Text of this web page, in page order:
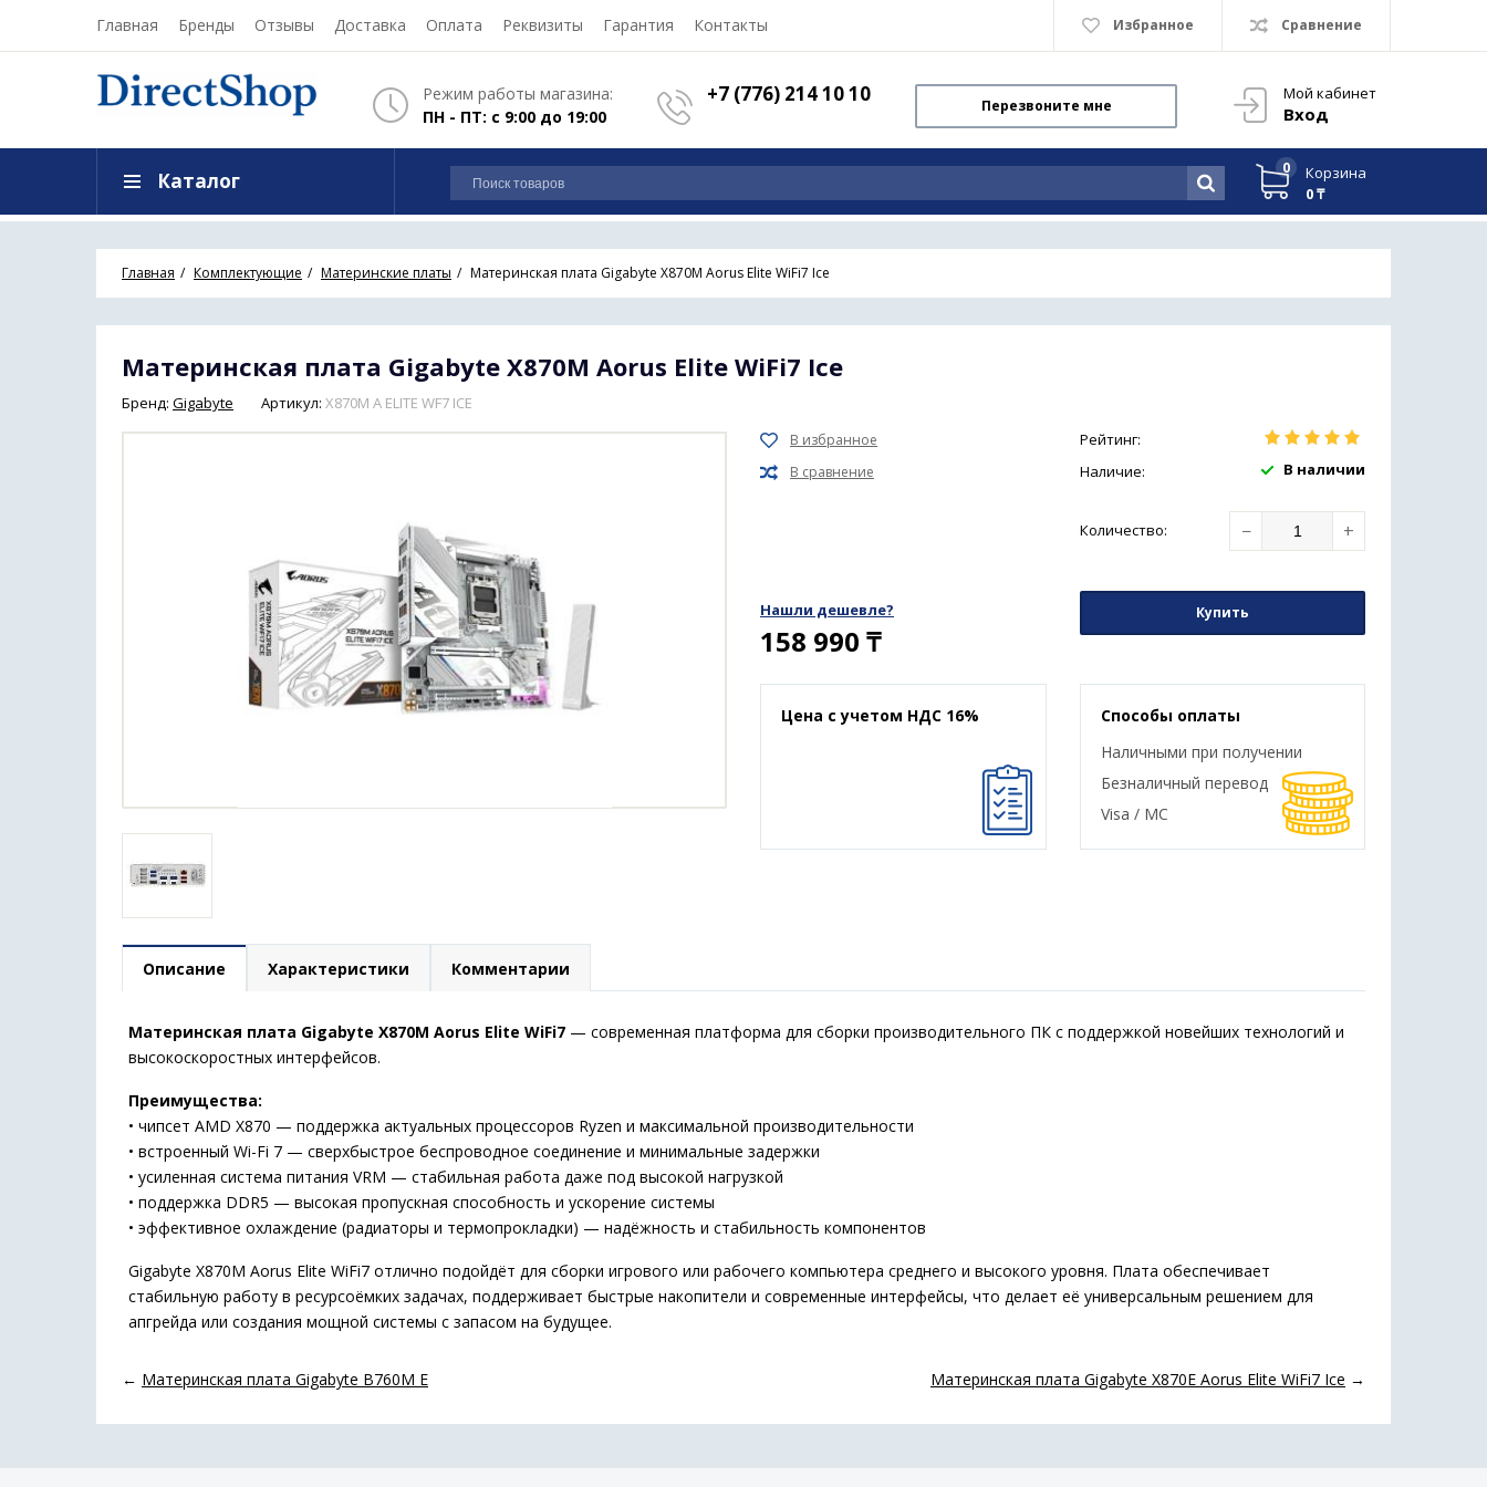
Главная Бренды Отзывы Доставка Оплата Реквизиты Гарантия Контакты Избранное Сравнение
Мой кабинет
Вход
Режим работы магазина:
ПН - ПТ: с 9:00 до 19:00
+7 (776) 214 10 10 Перезвоните мне
0
Корзина
0 ₸
Каталог
Главная Комплектующие Материнские платы Материнская плата Gigabyte X870M Aorus Elite WiFi7 Ice
Материнская плата Gigabyte X870M Aorus Elite WiFi7 Ice
Бренд: Gigabyte Артикул: X870M A ELITE WF7 ICE
Рейтинг:
Наличие:
В наличии
Количество: − +
Нашли дешевле?
158 990 ₸
Купить
Цена с учетом НДС 16%
Способы оплаты
Наличными при получении
Безналичный перевод
Visa / MC
Описание Характеристики Комментарии
Материнская плата Gigabyte X870M Aorus Elite WiFi7 — современная платформа для сборки производительного ПК с поддержкой новейших технологий и
высокоскоростных интерфейсов.
Преимущества:
• чипсет AMD X870 — поддержка актуальных процессоров Ryzen и максимальной производительности
• встроенный Wi-Fi 7 — сверхбыстрое беспроводное соединение и минимальные задержки
• усиленная система питания VRM — стабильная работа даже под высокой нагрузкой
• поддержка DDR5 — высокая пропускная способность и ускорение системы
• эффективное охлаждение (радиаторы и термопрокладки) — надёжность и стабильность компонентов
Gigabyte X870M Aorus Elite WiFi7 отлично подойдёт для сборки игрового или рабочего компьютера среднего и высокого уровня. Плата обеспечивает
стабильную работу в ресурсоёмких задачах, поддерживает быстрые накопители и современные интерфейсы, что делает её универсальным решением для
апгрейда или создания мощной системы с запасом на будущее.
← Материнская плата Gigabyte B760M E Материнская плата Gigabyte X870E Aorus Elite WiFi7 Ice →